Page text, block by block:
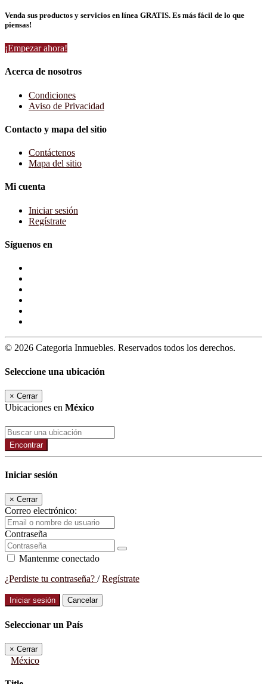
Venda sus productos y servicios en línea GRATIS. Es más fácil de lo que
piensas!
¡Empezar ahora!
Acerca de nosotros
Condiciones
Aviso de Privacidad
Contacto y mapa del sitio
Contáctenos
Mapa del sitio
Mi cuenta
Iniciar sesión
Regístrate
Síguenos en
© 2026 Categoria Inmuebles. Reservados todos los derechos.
Seleccione una ubicación
× Cerrar
Ubicaciones en México
Encontrar
Iniciar sesión
× Cerrar
Correo electrónico:
Contraseña
Mantenme conectado
¿Perdiste tu contraseña? /Regístrate
Iniciar sesión Cancelar
Seleccionar un País
× Cerrar
México